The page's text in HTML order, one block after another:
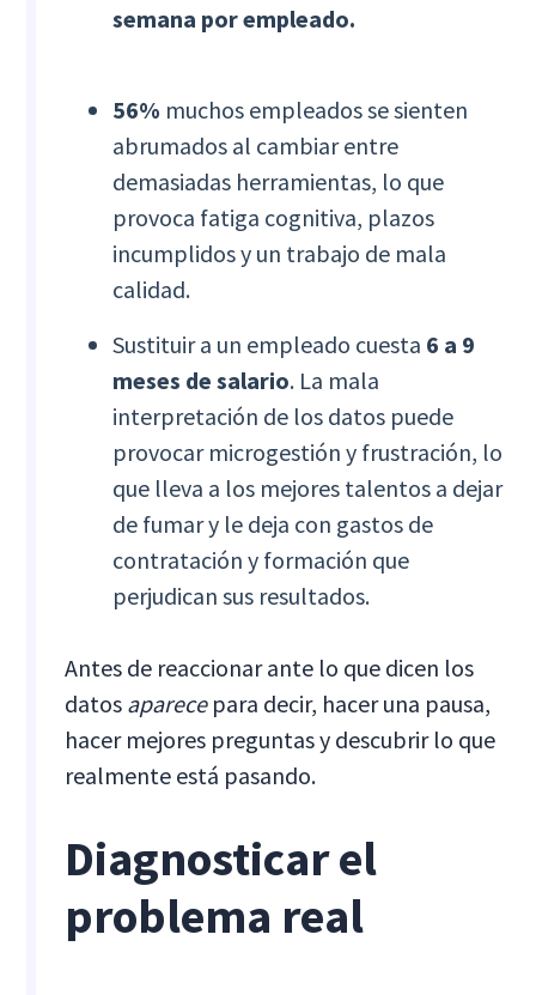
semana por empleado.
56% muchos empleados se sienten
abrumados al cambiar entre
demasiadas herramientas, lo que
provoca fatiga cognitiva, plazos
incumplidos y un trabajo de mala
calidad.
Sustituir a un empleado cuesta 6 a 9
meses de salario. La mala
interpretación de los datos puede
provocar microgestión y frustración, lo
que lleva a los mejores talentos a dejar
de fumar y le deja con gastos de
contratación y formación que
perjudican sus resultados.
Antes de reaccionar ante lo que dicen los
datos aparecepara decir, hacer una pausa,
hacer mejores preguntas y descubrir lo que
realmente está pasando.
Diagnosticar el
problema real